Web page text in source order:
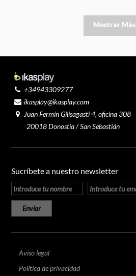
Mostrar Más
+34943309277
ikasplay@ikasplay.com
Juan Fermín Gilisagasti 4, oficina 308
20018 Donostia / San Sebastián
Sucríbete a nuestro newsletter
Aviso legal
Política de privacidad